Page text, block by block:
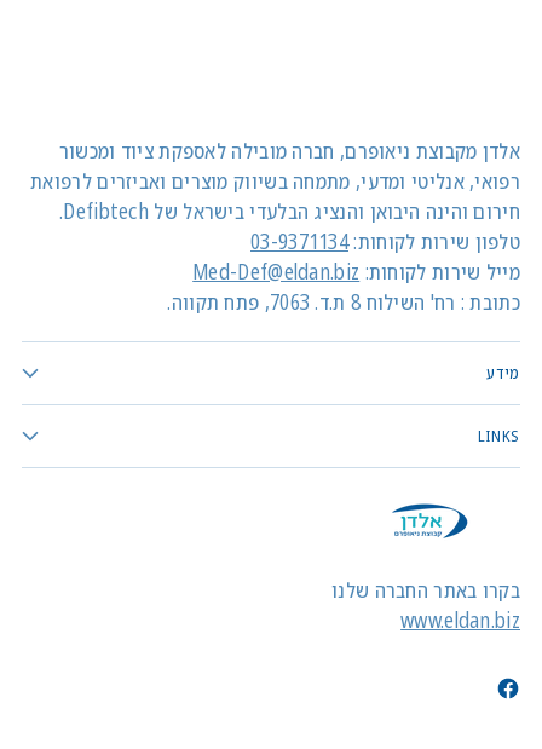
אלדן מקבוצת ניאופרם, חברה מובילה לאספקת ציוד ומכשור
רפואי, אנליטי ומדעי, מתמחה בשיווק מוצרים ואביזרים לרפואת
חירום והינה היבואן והנציג הבלעדי בישראל של Defibtech.
טלפון שירות לקוחות:03-9371134
מייל שירות לקוחות: Med-Def@eldan.biz
כתובת : רח' השילוח 8 ת.ד. 7063, פתח תקווה.
מידע
LINKS
בקרו באתר החברה שלנו
www.eldan.biz